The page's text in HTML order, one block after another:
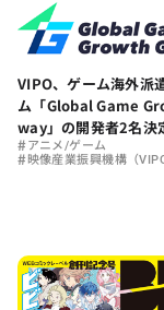
VIPO、ゲーム海外派
ム「Global Game
way」の開発者2名決
#アニメ/ゲーム
#映像産業振興機構（